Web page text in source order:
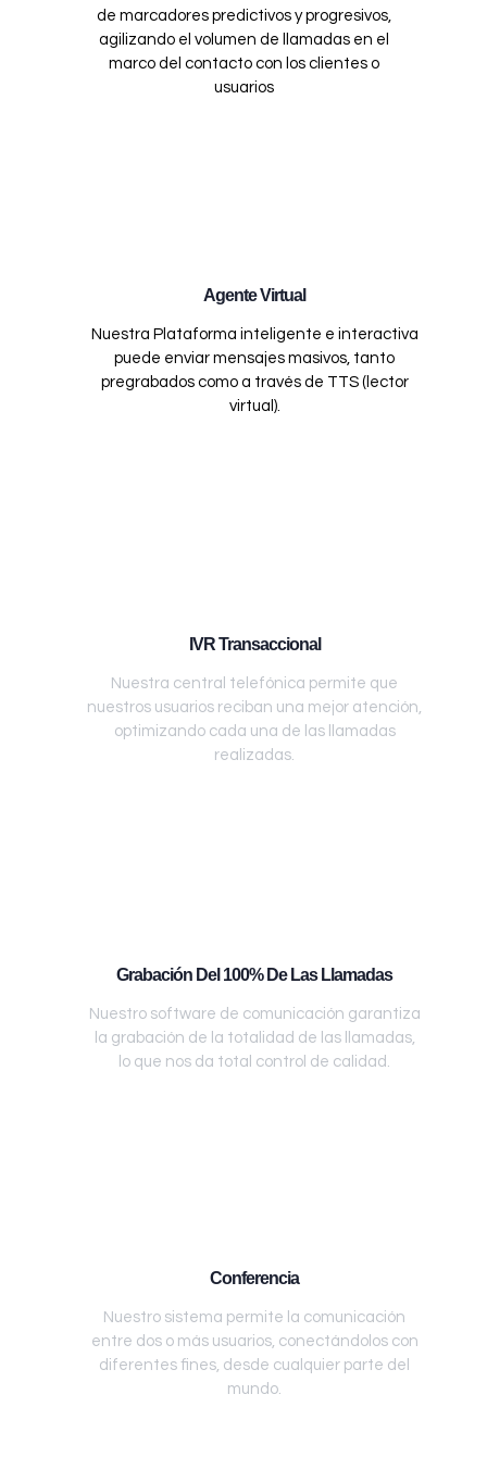
de marcadores predictivos y progresivos,
agilizando el volumen de llamadas en el
marco del contacto con los clientes o
usuarios
Agente Virtual
Nuestra Plataforma inteligente e interactiva
puede enviar mensajes masivos, tanto
pregrabados como a través de TTS (lector
virtual).
IVR Transaccional
Nuestra central telefónica permite que
nuestros usuarios reciban una mejor atención,
optimizando cada una de las llamadas
realizadas.
Grabación Del 100% De Las Llamadas
Nuestro software de comunicación garantiza
la grabación de la totalidad de las llamadas,
lo que nos da total control de calidad.
Conferencia
Nuestro sistema permite la comunicación
entre dos o más usuarios, conectándolos con
diferentes fines, desde cualquier parte del
mundo.